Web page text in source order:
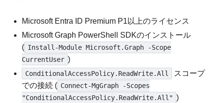
Microsoft Entra ID Premium P1以上のライセンス
Microsoft Graph PowerShell SDKのインストール
( Install-Module Microsoft.Graph -Scope
CurrentUser )
ConditionalAccessPolicy.ReadWrite.All
スコープ
での接続 ( Connect-MgGraph -Scopes
"ConditionalAccessPolicy.ReadWrite.All" )